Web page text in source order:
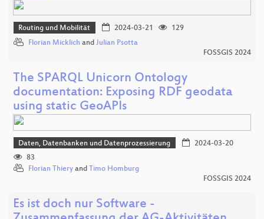
Routing und Mobilität 2024-03-21
129
Florian Micklich and Julian Psotta
FOSSGIS 2024
The SPARQL Unicorn Ontology
documentation: Exposing RDF geodata
using static GeoAPIs
Daten, Datenbanken und Datenprozessierung
2024-03-20
83
Florian Thiery and Timo Homburg
FOSSGIS 2024
Es ist doch nur Software -